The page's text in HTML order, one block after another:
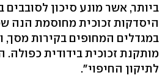
ביותר, אשר מונע סיכון
היסדקות זכוכית מחוסמת הנה
במגדלים המחופים בקירות מסך,
מותקנת זכוכית בידודית כפולה.
לתיקון החיפוי".